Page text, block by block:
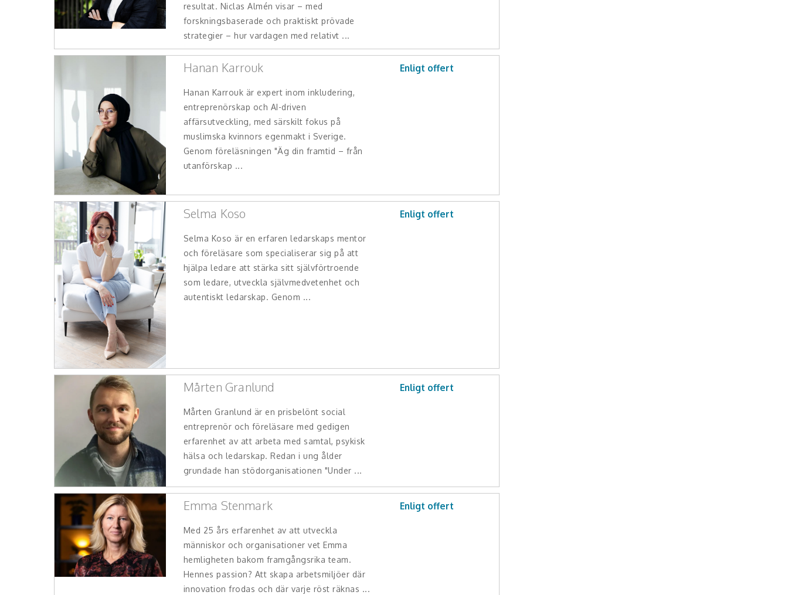
resultat. Niclas Almén visar – med
forskningsbaserade och praktiskt prövade
strategier – hur vardagen med relativt ...
Hanan Karrouk
Hanan Karrouk är expert inom inkludering,
entreprenörskap och AI-driven
affärsutveckling, med särskilt fokus på
muslimska kvinnors egenmakt i Sverige.
Genom föreläsningen "Äg din framtid – från
utanförskap ...
Enligt offert
Selma Koso
Selma Koso är en erfaren ledarskaps mentor
och föreläsare som specialiserar sig på att
hjälpa ledare att stärka sitt självförtroende
som ledare, utveckla självmedvetenhet och
autentiskt ledarskap. Genom ...
Enligt offert
Mårten Granlund
Mårten Granlund är en prisbelönt social
entreprenör och föreläsare med gedigen
erfarenhet av att arbeta med samtal, psykisk
hälsa och ledarskap. Redan i ung ålder
grundade han stödorganisationen "Under ...
Enligt offert
Emma Stenmark
Med 25 års erfarenhet av att utveckla
människor och organisationer vet Emma
hemligheten bakom framgångsrika team.
Hennes passion? Att skapa arbetsmiljöer där
innovation frodas och där varje röst räknas ...
Enligt offert